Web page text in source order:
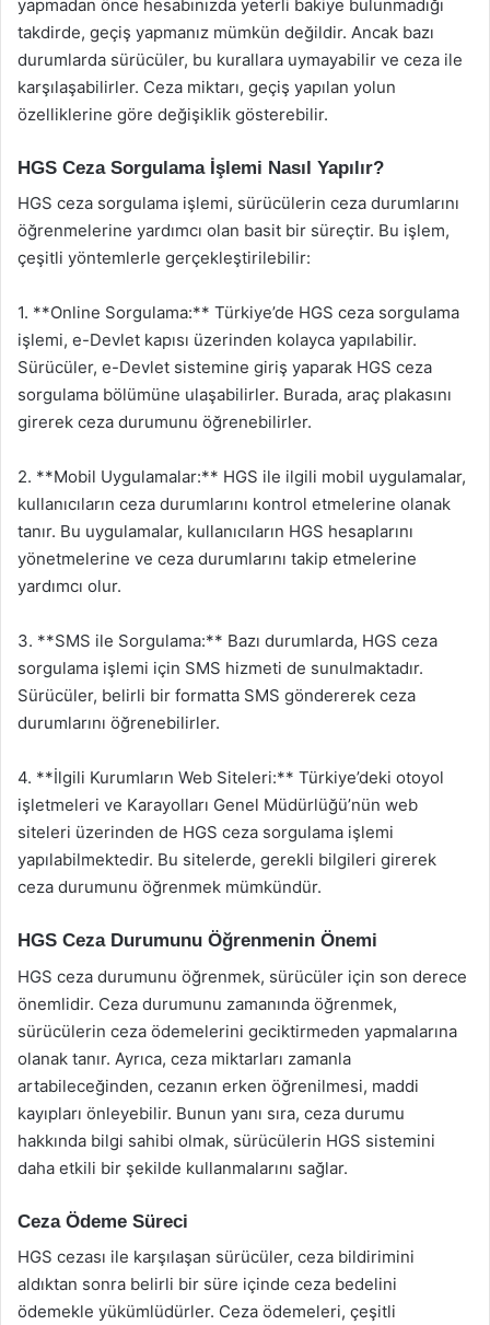
yapmadan önce hesabınızda yeterli bakiye bulunmadığı
takdirde, geçiş yapmanız mümkün değildir. Ancak bazı
durumlarda sürücüler, bu kurallara uymayabilir ve ceza ile
karşılaşabilirler. Ceza miktarı, geçiş yapılan yolun
özelliklerine göre değişiklik gösterebilir.
HGS Ceza Sorgulama İşlemi Nasıl Yapılır?
HGS ceza sorgulama işlemi, sürücülerin ceza durumlarını
öğrenmelerine yardımcı olan basit bir süreçtir. Bu işlem,
çeşitli yöntemlerle gerçekleştirilebilir:
1. **Online Sorgulama:** Türkiye’de HGS ceza sorgulama
işlemi, e-Devlet kapısı üzerinden kolayca yapılabilir.
Sürücüler, e-Devlet sistemine giriş yaparak HGS ceza
sorgulama bölümüne ulaşabilirler. Burada, araç plakasını
girerek ceza durumunu öğrenebilirler.
2. **Mobil Uygulamalar:** HGS ile ilgili mobil uygulamalar,
kullanıcıların ceza durumlarını kontrol etmelerine olanak
tanır. Bu uygulamalar, kullanıcıların HGS hesaplarını
yönetmelerine ve ceza durumlarını takip etmelerine
yardımcı olur.
3. **SMS ile Sorgulama:** Bazı durumlarda, HGS ceza
sorgulama işlemi için SMS hizmeti de sunulmaktadır.
Sürücüler, belirli bir formatta SMS göndererek ceza
durumlarını öğrenebilirler.
4. **İlgili Kurumların Web Siteleri:** Türkiye’deki otoyol
işletmeleri ve Karayolları Genel Müdürlüğü’nün web
siteleri üzerinden de HGS ceza sorgulama işlemi
yapılabilmektedir. Bu sitelerde, gerekli bilgileri girerek
ceza durumunu öğrenmek mümkündür.
HGS Ceza Durumunu Öğrenmenin Önemi
HGS ceza durumunu öğrenmek, sürücüler için son derece
önemlidir. Ceza durumunu zamanında öğrenmek,
sürücülerin ceza ödemelerini geciktirmeden yapmalarına
olanak tanır. Ayrıca, ceza miktarları zamanla
artabileceğinden, cezanın erken öğrenilmesi, maddi
kayıpları önleyebilir. Bunun yanı sıra, ceza durumu
hakkında bilgi sahibi olmak, sürücülerin HGS sistemini
daha etkili bir şekilde kullanmalarını sağlar.
Ceza Ödeme Süreci
HGS cezası ile karşılaşan sürücüler, ceza bildirimini
aldıktan sonra belirli bir süre içinde ceza bedelini
ödemekle yükümlüdürler. Ceza ödemeleri, çeşitli